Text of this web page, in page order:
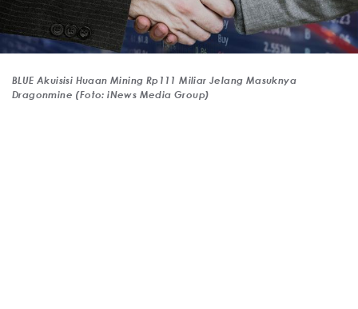
BLUE Akuisisi Huaan Mining Rp111 Miliar Jelang Masuknya
Dragonmine (Foto: iNews Media Group)